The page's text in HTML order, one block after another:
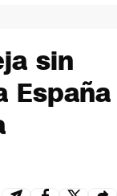
sin
España